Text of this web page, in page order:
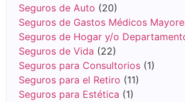
Seguros de Auto (20)
Seguros de Gastos Médicos
Seguros de Hogar y/o
Seguros de Vida (22)
Seguros para Consultorios (1)
Seguros para el Retiro (11)
Seguros para Estética (1)